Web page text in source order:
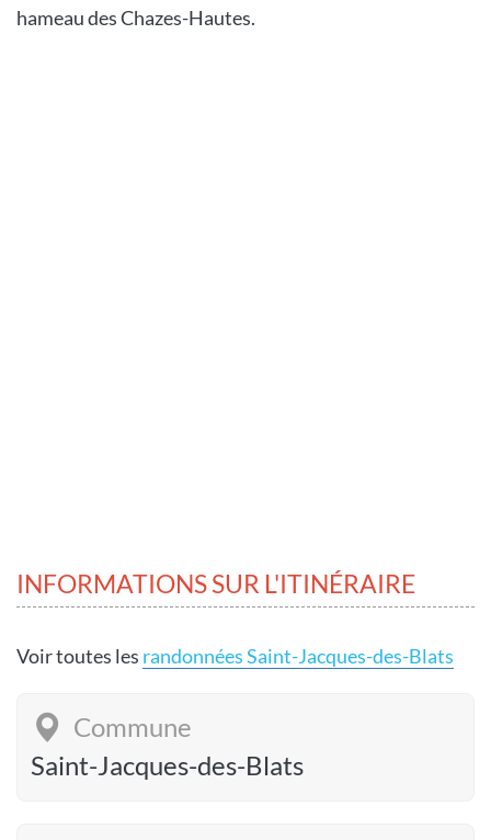
hameau des Chazes-Hautes.
INFORMATIONS SUR L'ITINÉRAIRE
Voir toutes les randonnées Saint-Jacques-des-Blats
Commune
Saint-Jacques-des-Blats